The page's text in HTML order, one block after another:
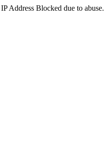
Address Blocked due to abuse.